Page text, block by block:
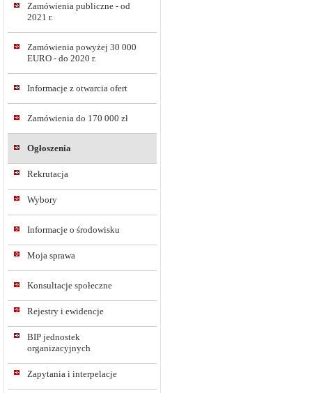
Zamówienia publiczne - od
2021 r.
Zamówienia powyżej 30 000
EURO - do 2020 r.
Informacje z otwarcia ofert
Zamówienia do 170 000 zł
Ogłoszenia
Rekrutacja
Wybory
Informacje o środowisku
Moja sprawa
Konsultacje społeczne
Rejestry i ewidencje
BIP jednostek
organizacyjnych
Zapytania i interpelacje